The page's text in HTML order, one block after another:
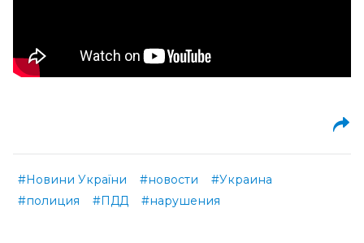
#Новини України #новости
#Украина
#полиция
#ПДД #нарушения